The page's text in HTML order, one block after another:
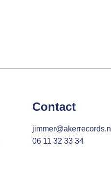
Contact
jimmer@akerrecords.nl
06 11 32 33 34